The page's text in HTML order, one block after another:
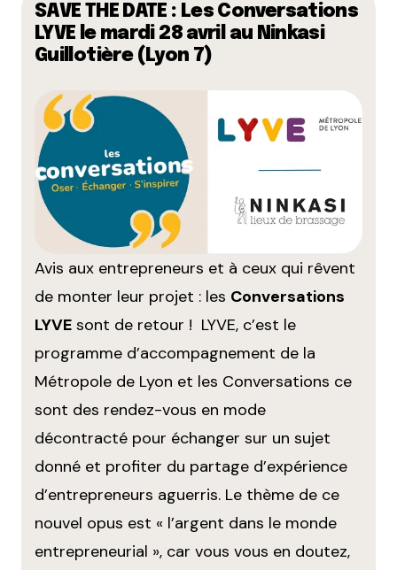
SAVE THE DATE : Les Conversations
LYVE le mardi 28 avril au Ninkasi
Guillotière (Lyon 7)
Avis aux entrepreneurs et à ceux qui rêvent
de monter leur projet : les Conversations
LYVE sont de retour ! LYVE, c’est le
programme d’accompagnement de la
Métropole de Lyon et les Conversations ce
sont des rendez-vous en mode
décontracté pour échanger sur un sujet
donné et profiter du partage d’expérience
d’entrepreneurs aguerris. Le thème de ce
nouvel opus est « l’argent dans le monde
entrepreneurial », car vous vous en doutez,